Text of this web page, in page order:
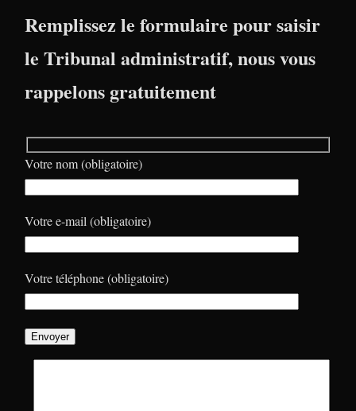
Remplissez le formulaire pour saisir
le Tribunal administratif, nous vous
rappelons gratuitement
Votre nom (obligatoire)
Votre e-mail (obligatoire)
Votre téléphone (obligatoire)